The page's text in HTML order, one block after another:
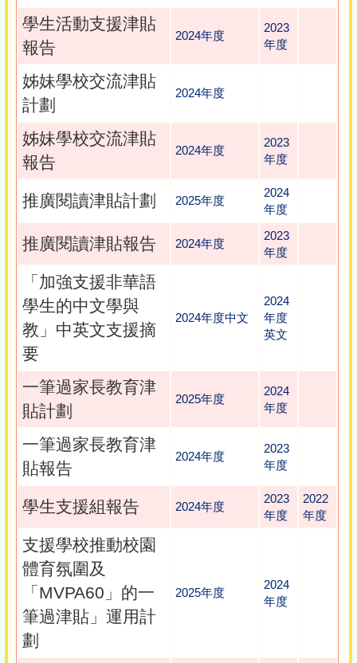
學生活動支援津貼
報告
2024年度
2023
年度
姊妹學校交流津貼
計劃
2024年度
姊妹學校交流津貼
報告
2024年度
2023
年度
推廣閱讀津貼計劃 2025年度
2024
年度
推廣閱讀津貼報告 2024年度
2023
年度
「加強支援非華語
學生的中文學與
教」中英文支援摘
要
2024年度中文
2024
年度
英文
一筆過家長教育津
貼計劃
2025年度
2024
年度
一筆過家長教育津
貼報告
2024年度
2023
年度
學生支援組報告 2024年度
2023
年度
2022
年度
支援學校推動校園
體育氛圍及
「MVPA60」的一
筆過津貼」運用計
劃
2025年度
2024
年度